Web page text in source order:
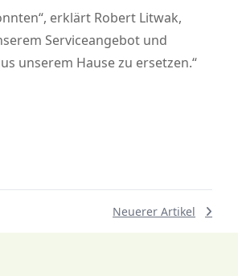
erklärt Robert Litwak,
Serviceangebot und
unserem Hause zu ersetzen.“
Neuerer Artikel